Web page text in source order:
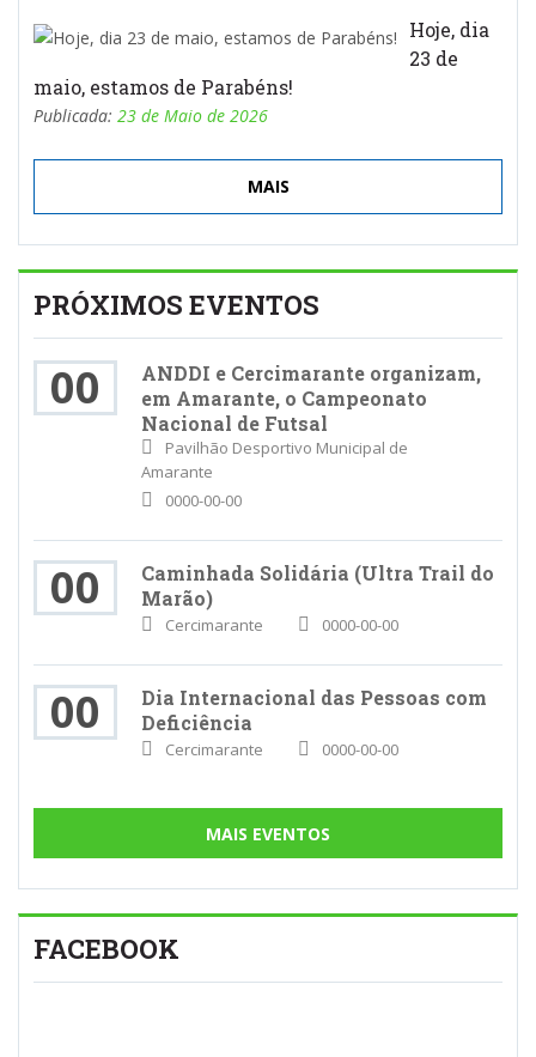
Hoje, dia
23 de
maio, estamos de Parabéns!
Publicada: 23 de Maio de 2026
MAIS
PRÓXIMOS EVENTOS
00
ANDDI e Cercimarante organizam,
em Amarante, o Campeonato
Nacional de Futsal
Pavilhão Desportivo Municipal de
Amarante
0000-00-00
00
Caminhada Solidária (Ultra Trail do
Marão)
Cercimarante 0000-00-00
00
Dia Internacional das Pessoas com
Deficiência
Cercimarante 0000-00-00
MAIS EVENTOS
FACEBOOK